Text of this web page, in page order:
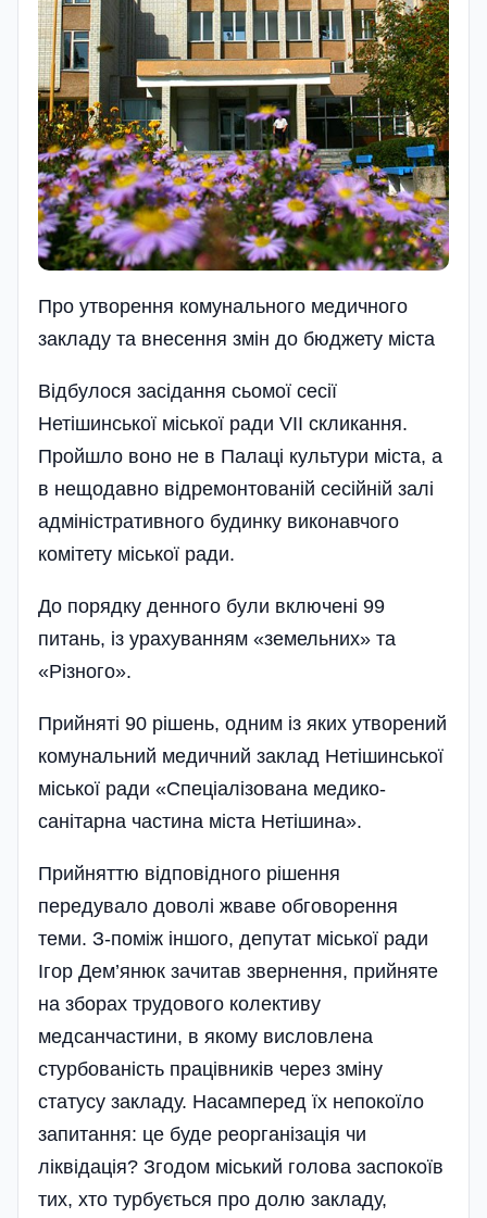
Про утворення комунального медичного
закладу та внесення змiн до бюджету мiста
Відбулося засідання сьомої сесії
Нетішинської міської ради VII скликання.
Пройшло воно не в Палаці культури міста, а
в нещодавно відремонтованій сесійній залі
адміністративного будинку виконавчого
комітету міської ради.
До порядку денного були включені 99
питань, із урахуванням «земельних» та
«Різного».
Прийняті 90 рішень, одним із яких утворений
комунальний медичний заклад Нетішинської
міської ради «Спеціалізована медико-
санітарна частина міста Нетішина».
Прийняттю відповідного рішення
передувало доволі жваве обговорення
теми. З-поміж іншого, депутат міської ради
Ігор Дем’янюк зачитав звернення, прийняте
на зборах трудового колективу
медсанчастини, в якому висловлена
стурбованість працівників через зміну
статусу закладу. Насамперед їх непокоїло
запитання: це буде реорганізація чи
ліквідація? Згодом міський голова заспокоїв
тих, хто турбується про долю закладу,